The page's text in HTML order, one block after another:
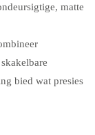
matte
bied wat presies